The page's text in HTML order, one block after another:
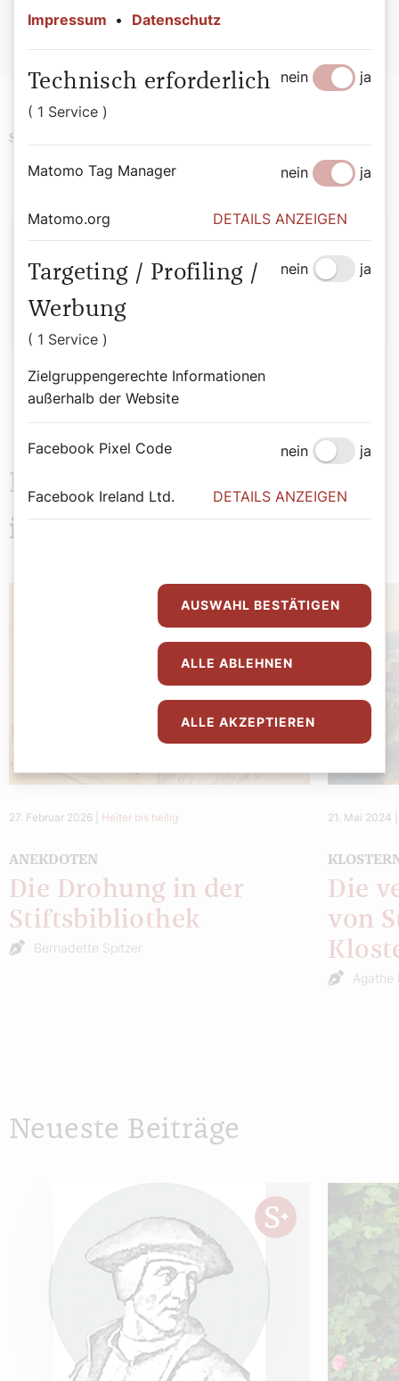
Schlagwörter
Autor:
Bernadette Spitzer
Das könnte Sie auch
interessieren
27. Februar 2026 Heiter bis heilig
ANEKDOTEN
Die Drohung in der
Stiftsbibliothek
Bernadette Spitzer
21. Mai 2024
Die
von
Agathe
Neueste Beiträge
Impressum • Datenschutz
Technisch erforderlich
( 1 Service )
nein ja
Matomo Tag Manager nein ja
Matomo.org DETAILS ANZEIGEN
Targeting / Profiling /
Werbung
( 1 Service )
Zielgruppengerechte Informationen
außerhalb der Website
nein ja
Facebook Pixel Code nein ja
Facebook Ireland Ltd. DETAILS ANZEIGEN
AUSWAHL BESTÄTIGEN
ALLE ABLEHNEN
ALLE AKZEPTIEREN